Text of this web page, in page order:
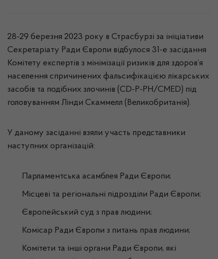
28-29 березня 2023 року в Страсбурзі за ініціативи
Секретаріату Ради Європи відбулося 31-е засідання
Комітету експертів з мінімізації ризиків для здоров’я
населення спричинених фальсифікацією лікарських
засобів та подібних злочинів (CD-P-PH/CMED) під
головуванням Лінди Скаммелл (Великобританія).
У даному засіданні взяли участь представники
наступних організацій:
Парламентська асамблея Ради Європи;
Місцеві та регіональні підрозділи Ради Європи;
Європейський суд з прав людини;
Комісар Ради Європи з питань прав людини;
Комітети та інші органи Ради Європи, які